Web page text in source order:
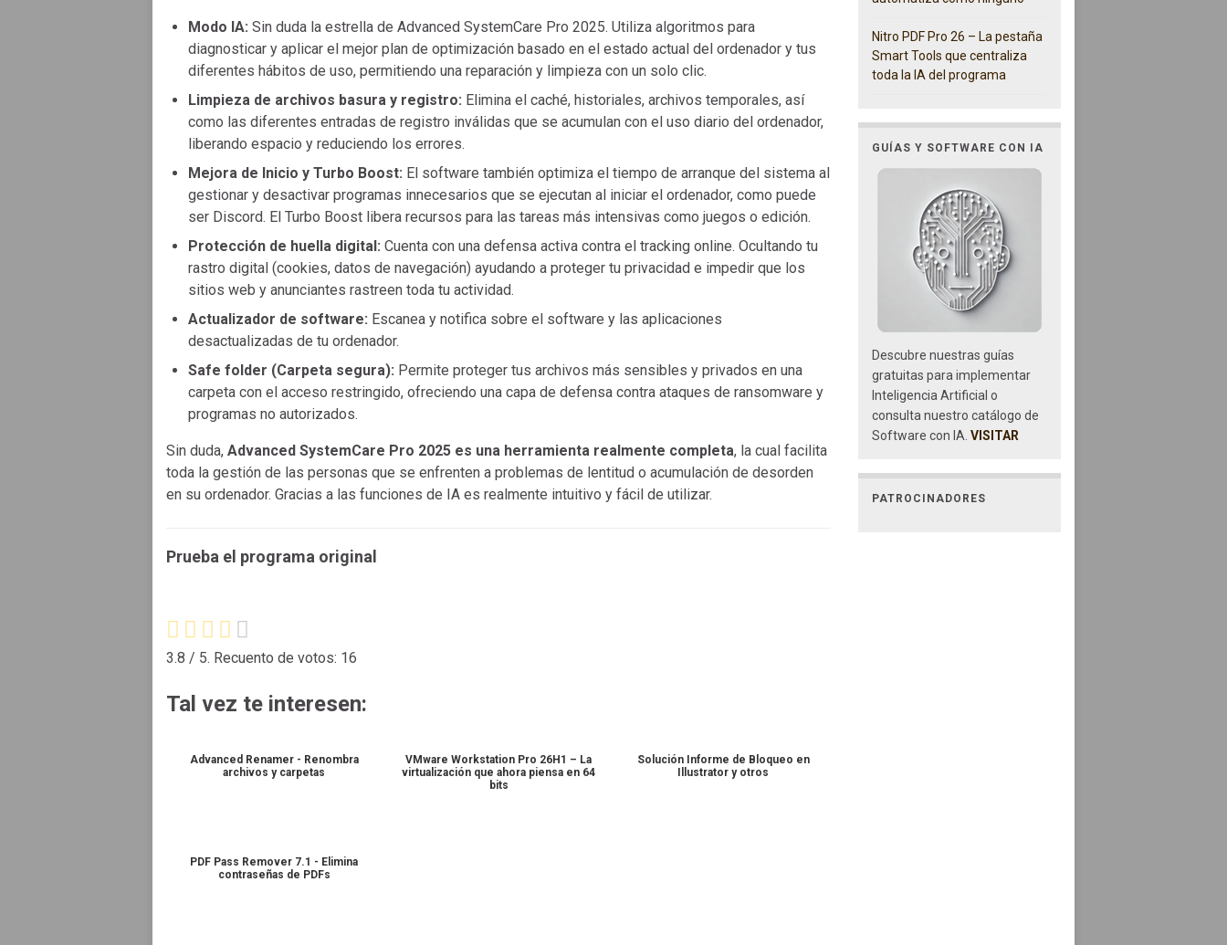
Modo IA: Sin duda la estrella de Advanced SystemCare Pro 2025. Utiliza algoritmos para
diagnosticar y aplicar el mejor plan de optimización basado en el estado actual del ordenador y tus
diferentes hábitos de uso, permitiendo una reparación y limpieza con un solo clic.
Limpieza de archivos basura y registro: Elimina el caché, historiales, archivos temporales, así
como las diferentes entradas de registro inválidas que se acumulan con el uso diario del ordenador,
liberando espacio y reduciendo los errores.
Mejora de Inicio y Turbo Boost: El software también optimiza el tiempo de arranque del sistema al
gestionar y desactivar programas innecesarios que se ejecutan al iniciar el ordenador, como puede
ser Discord. El Turbo Boost libera recursos para las tareas más intensivas como juegos o edición.
Protección de huella digital: Cuenta con una defensa activa contra el tracking online. Ocultando tu
rastro digital (cookies, datos de navegación) ayudando a proteger tu privacidad e impedir que los
sitios web y anunciantes rastreen toda tu actividad.
Actualizador de software: Escanea y notifica sobre el software y las aplicaciones
desactualizadas de tu ordenador.
Safe folder (Carpeta segura): Permite proteger tus archivos más sensibles y privados en una
carpeta con el acceso restringido, ofreciendo una capa de defensa contra ataques de ransomware y
programas no autorizados.
Sin duda, Advanced SystemCare Pro 2025 es una herramienta realmente completa, la cual facilita
toda la gestión de las personas que se enfrenten a problemas de lentitud o acumulación de desorden
en su ordenador. Gracias a las funciones de IA es realmente intuitivo y fácil de utilizar.
Prueba el programa original
3.8 / 5. Recuento de votos: 16
Tal vez te interesen:
Advanced Renamer - Renombra
archivos y carpetas
VMware Workstation Pro 26H1 – La
virtualización que ahora piensa en 64
bits
Solución Informe de Bloqueo en
Illustrator y otros
PDF Pass Remover 7.1 - Elimina
contraseñas de PDFs
Nitro PDF Pro 26 – La pestaña
Smart Tools que centraliza
toda la IA del programa
GUÍAS Y SOFTWARE CON IA
Descubre nuestras guías
gratuitas para implementar
Inteligencia Artificial o
consulta nuestro catálogo de
Software con IA. VISITAR
PATROCINADORES